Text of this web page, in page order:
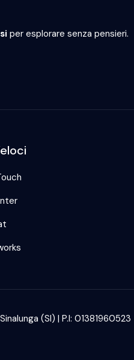
per esplorare senza pensieri.
(SI) | P.I: 01381960523